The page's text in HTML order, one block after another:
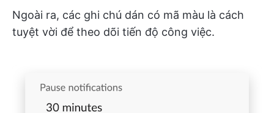
Ngoài ra, các ghi chú dán có mã màu là cách
tuyệt vời để theo dõi tiến độ công việc.